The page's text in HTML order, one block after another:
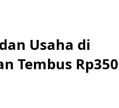
Usaha di
Tembus Rp350